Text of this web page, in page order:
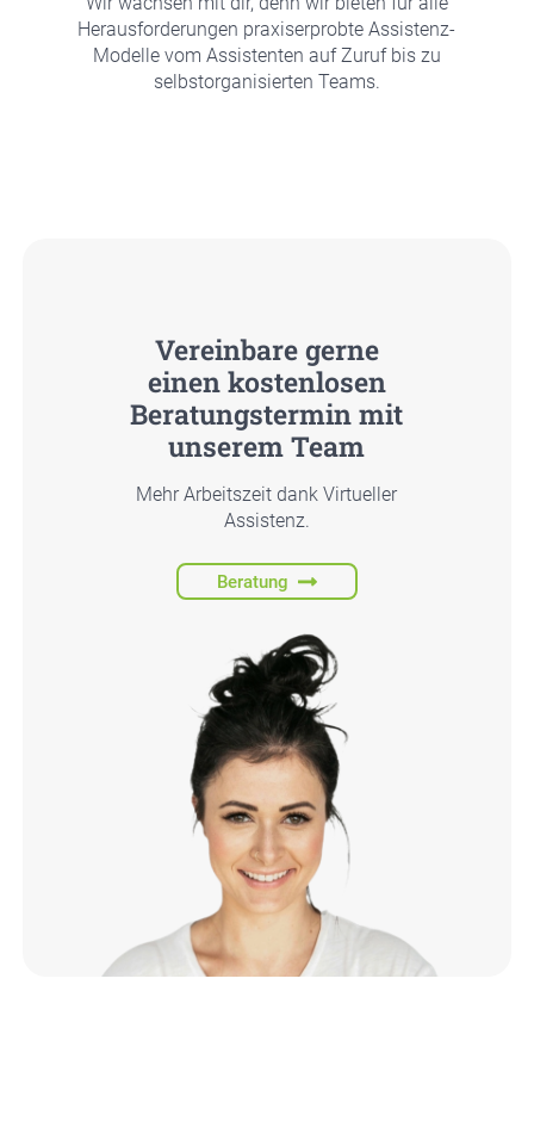
Her­aus­for­de­run­gen pra­xis­er­prob­te Assis­tenz-
Model­le vom Assis­ten­ten auf Zuruf bis zu
selbst­or­ga­ni­sier­ten Teams.
Ver­ein­ba­re ger­ne
einen kos­ten­lo­sen
Bera­tungs­ter­min mit
unse­rem Team
Mehr Arbeits­zeit dank Vir­tu­el­ler
Assis­tenz.
Beratung